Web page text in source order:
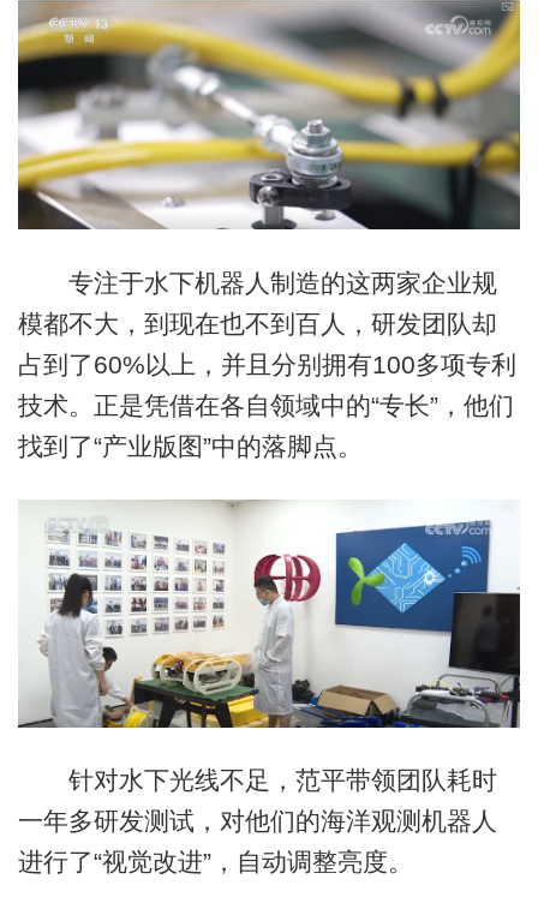
专注于水下机器人制造的这两家企业规
模都不大，到现在也不到百人，研发团队却
占到了60%以上，并且分别拥有100多项专利
技术。正是凭借在各自领域中的“专长”，他们
找到了“产业版图”中的落脚点。
针对水下光线不足，范平带领团队耗时
一年多研发测试，对他们的海洋观测机器人
进行了“视觉改进”，自动调整亮度。